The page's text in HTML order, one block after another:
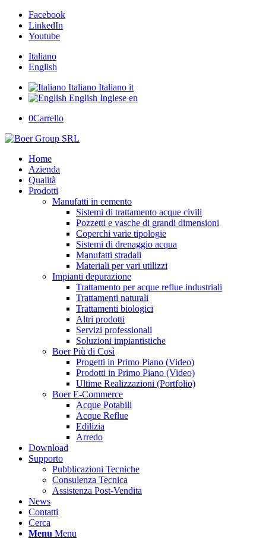
Facebook
LinkedIn
Youtube
Italiano
English
Italiano Italiano it
English Inglese en
0Carrello
Home
Azienda
Qualità
Prodotti
Manufatti in cemento
Sistemi di trattamento acque civili
Pozzetti e vasche di grandi dimensioni
Coperchi varie tipologie
Sistemi di drenaggio acqua
Manufatti stradali
Materiali per vari utilizzi
Impianti depurazione
Trattamento per acque reflue industriali
Trattamenti naturali
Trattamenti biologici
Altri prodotti
Servizi professionali
Soluzioni impiantistiche
Boer Più di Così
Progetti in Primo Piano (Video)
Prodotti in Primo Piano (Video)
Ultime Realizzazioni (Portfolio)
Boer E-Commerce
Acque Potabili
Acque Reflue
Edilizia
Arredo
Download
Supporto
Pubblicazioni Tecniche
Consulenza Tecnica
Assistenza Post-Vendita
News
Contatti
Cerca
Menu Menu